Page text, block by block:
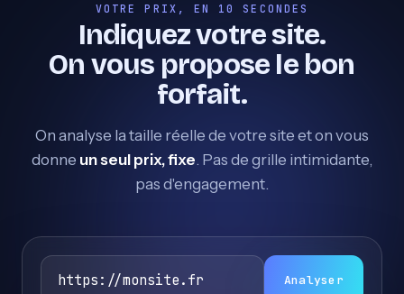
VOTRE PRIX, EN 10 SECONDES
Indiquez votre site.
On vous propose le bon
forfait.
On analyse la taille réelle de votre site et on vous
donne un seul prix, fixe. Pas de grille intimidante,
pas d'engagement.
Analyser